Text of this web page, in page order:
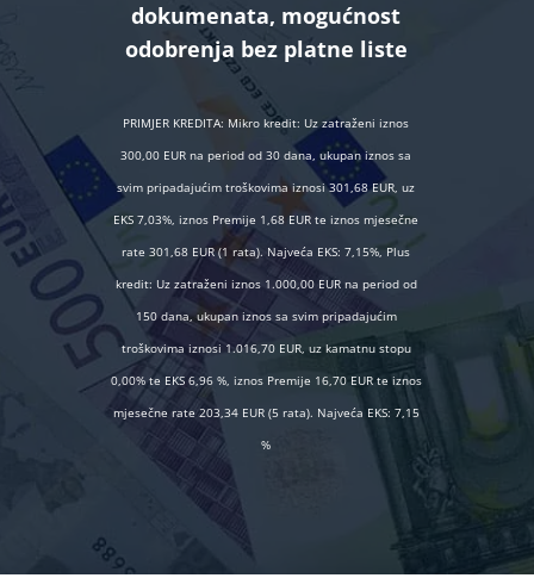
dokumenata, mogućnost
odobrenja bez platne liste
PRIMJER KREDITA: Mikro kredit: Uz zatraženi iznos
300,00 EUR na period od 30 dana, ukupan iznos sa
svim pripadajućim troškovima iznosi 301,68 EUR, uz
EKS 7,03%, iznos Premije 1,68 EUR te iznos mjesečne
rate 301,68 EUR (1 rata). Najveća EKS: 7,15%, Plus
kredit: Uz zatraženi iznos 1.000,00 EUR na period od
150 dana, ukupan iznos sa svim pripadajućim
troškovima iznosi 1.016,70 EUR, uz kamatnu stopu
0,00% te EKS 6,96 %, iznos Premije 16,70 EUR te iznos
mjesečne rate 203,34 EUR (5 rata). Najveća EKS: 7,15
%